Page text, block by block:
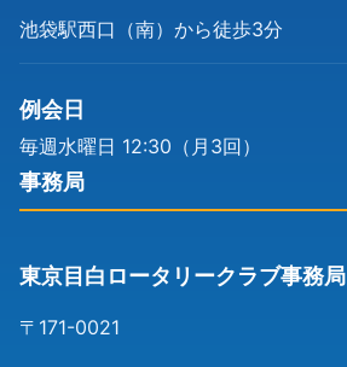
池袋駅西口（南）から徒歩3分
例会日
毎週水曜日 12:30（月3回）
事務局
東京目白ロータリークラブ事務局
〒171-0021